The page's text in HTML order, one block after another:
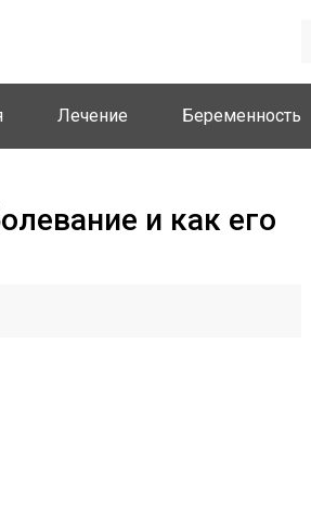
Лечение Беременность
и как его